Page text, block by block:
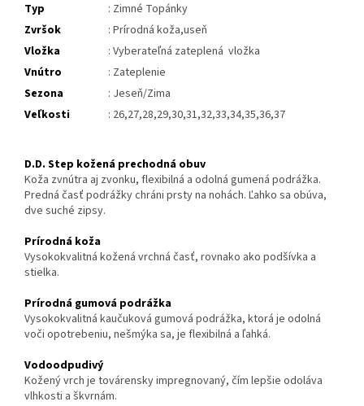
Typ
: Zimné Topánky
Zvršok
: Prírodná koža,useň
Vložka
: Vyberateľná zateplená vložka
Vnútro
: Zateplenie
Sezona
: Jeseň/Zima
Veľkosti
: 26,27,28,29,30,31,32,33,34,35,36,37
D.D. Step kožená prechodná obuv
Koža zvnútra aj zvonku, flexibilná a odolná gumená podrážka.
Predná časť podrážky chráni prsty na nohách. Ľahko sa obúva,
dve suché zipsy.
Prírodná koža
Vysokokvalitná kožená vrchná časť, rovnako ako podšívka a
stielka.
Prírodná gumová podrážka
Vysokokvalitná kaučuková gumová podrážka, ktorá je odolná
voči opotrebeniu, nešmýka sa, je flexibilná a ľahká.
Vodoodpudivý
Kožený vrch je továrensky impregnovaný, čím lepšie odoláva
vlhkosti a škvrnám.